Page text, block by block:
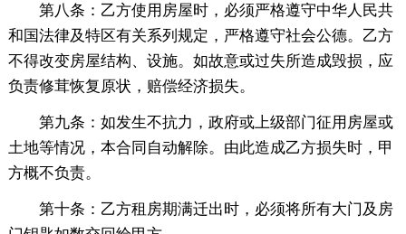
第八条：乙方使用房屋时，必须严格遵守中华人民共
和国法律及特区有关系列规定，严格遵守社会公德。乙方
不得改变房屋结构、设施。如故意或过失所造成毁损，应
负责修茸恢复原状，赔偿经济损失。
第九条：如发生不抗力，政府或上级部门征用房屋或
土地等情况，本合同自动解除。由此造成乙方损失时，甲
方概不负责。
第十条：乙方租房期满迁出时，必须将所有大门及房